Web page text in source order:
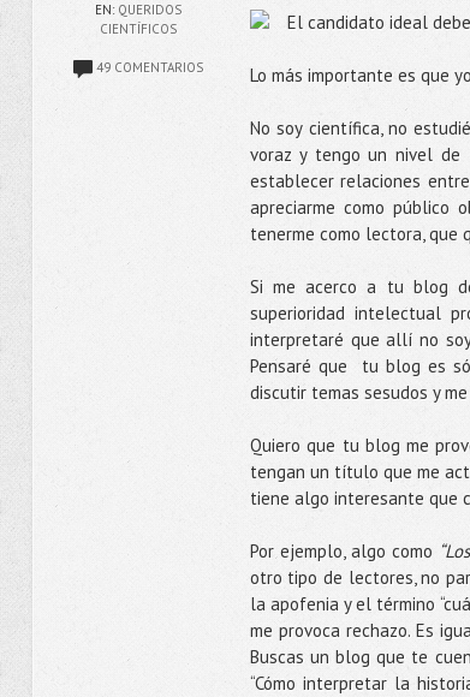
EN: QUERIDOS
CIENTÍFICOS
49 COMENTARIOS
El candidato ideal
Lo más importante es que
No soy científica, no
voraz y tengo un nivel de
establecer relaciones
apreciarme como público
tenerme como lectora, que
Si me acerco a tu blog
superioridad intelectual
interpretaré que allí no
Pensaré que tu blog es
discutir temas sesudos y
Quiero que tu blog me
tengan un título que me
tiene algo interesante que
Por ejemplo, algo como
otro tipo de lectores, no
la apofenia y el término
me provoca rechazo. Es
Buscas un blog que te
“Cómo interpretar la